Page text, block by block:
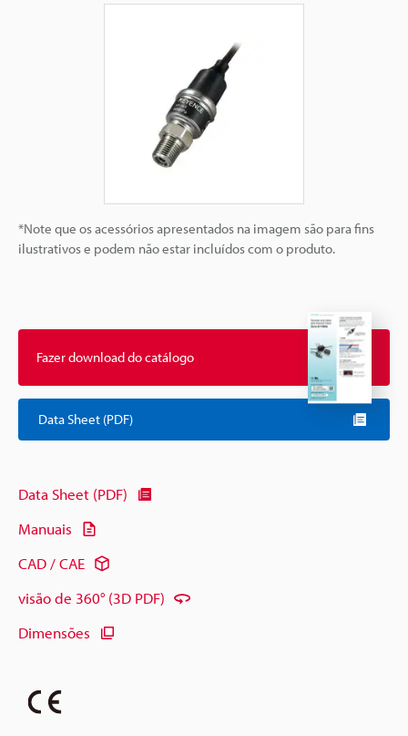
*Note que os acessórios apresentados na imagem são para fins
ilustrativos e podem não estar incluídos com o produto.
Fazer download do catálogo
Data Sheet (PDF)
Data Sheet (PDF)
Manuais
CAD / CAE
visão de 360° (3D PDF)
Dimensões